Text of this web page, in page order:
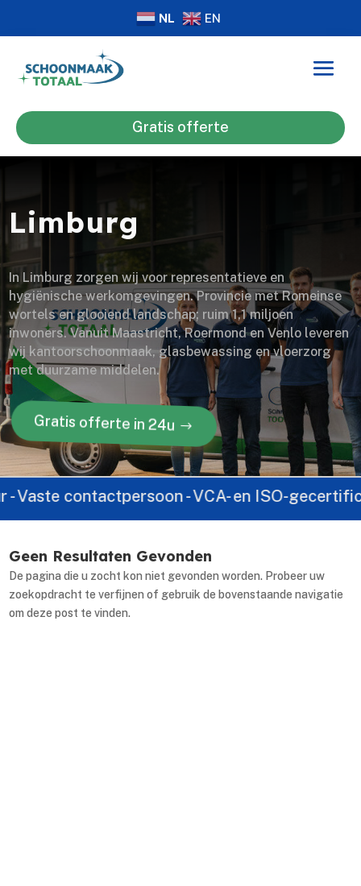
NL EN
Gratis offerte
Limburg
In Limburg zorgen wij voor representatieve en
hygiënische werkomgevingen. Provincie met Romeinse
wortels en glooiend landschap; ruim 1,1 miljoen
inwoners. Vanuit Maastricht, Roermond en Venlo leveren
wij kantoorschoonmaak, glasbewassing en vloerzorg
met duurzame middelen.
Gratis offerte in 24u
contactpersoon - VCA- en ISO-
Geen Resultaten Gevonden
De pagina die u zocht kon niet gevonden worden. Probeer uw
zoekopdracht te verfijnen of gebruik de bovenstaande navigatie
om deze post te vinden.